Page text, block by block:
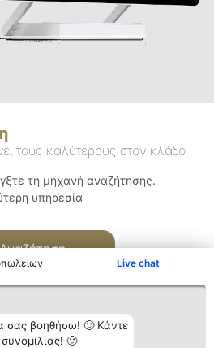
Live chat
σας βοηθήσω! 🙂 Κάντε
🙂
τους καλύτερους στον κλάδο
τη μηχανή αναζήτησης.
υπηρεσία
Αναζήτηση